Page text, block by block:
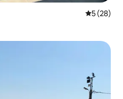
5 de uma
5 (28)